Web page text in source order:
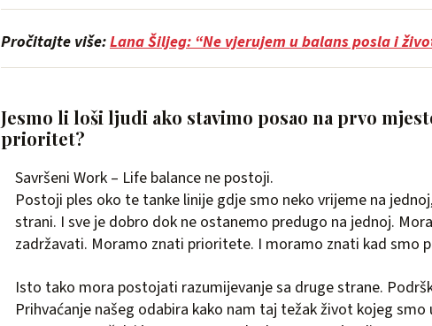
Pročitajte više:Lana Šiljeg: “Ne vjerujem u balans posla i
Jesmo li loši ljudi ako stavimo posao na prvo
prioritet?
Savršeni Work – Life balance ne postoji.
Postoji ples oko te tanke linije gdje smo neko vrijeme na
strani. I sve je dobro dok ne ostanemo predugo na jednoj.
zadržavati. Moramo znati prioritete. I moramo znati kad smo
Isto tako mora postojati razumijevanje sa druge strane.
Prihvaćanje našeg odabira kako nam taj težak život kojeg